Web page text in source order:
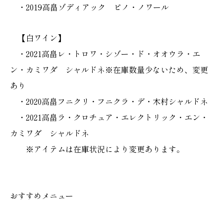
・2019高畠ゾディアック ピノ・ノワール
【白ワイン】
・2021高畠レ・トロワ・シゾー・ド・オオウラ・エ
ン・カミワダ シャルドネ※在庫数量少ないため、変更
あり
・2020高畠フニクリ・フニクラ・デ・木村シャルドネ
・2021高畠ラ・クロチュア・エレクトリック・エン・
カミワダ シャルドネ
※アイテムは在庫状況により変更あります。
おすすめメニュー